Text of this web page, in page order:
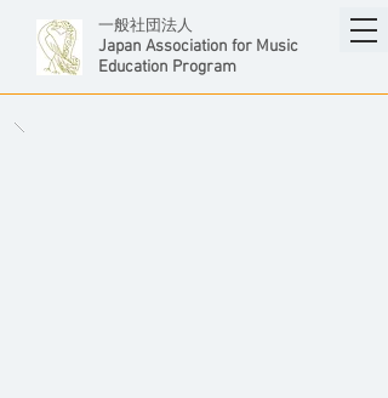
一般社団法人
Japan Association for Music
Education Program